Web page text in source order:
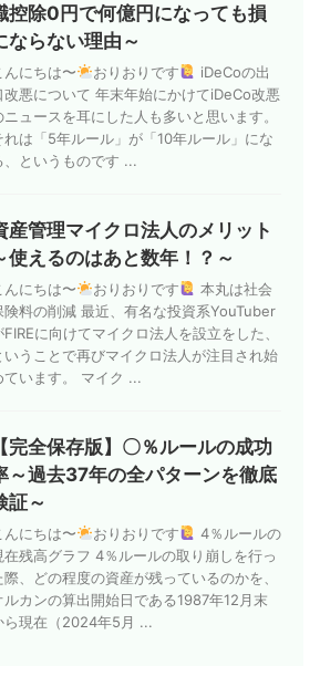
控除0円で何億円になっても損
ならない理由～
んにちは〜 おりおりです
iDeCoの出
改悪について 年末年始にかけてiDeCo改悪
ニュースを耳にした人も多いと思います。
れは「5年ルール」が「10年ルール」にな
、というものです ...
産管理マイクロ法人のメリット
使えるのはあと数年！？～
んにちは〜 おりおりです
本丸は社会
険料の削減 最近、有名な投資系YouTuber
FIREに向けてマイクロ法人を設立をした、
いうことで再びマイクロ法人が注目され始
ています。 マイク ...
【完全保存版】〇％ルールの成功
～過去37年の全パターンを徹底
証～
んにちは〜 おりおりです
4％ルールの
在残高グラフ 4％ルールの取り崩しを行っ
際、どの程度の資産が残っているのかを、
ルカンの算出開始日である1987年12月末
ら現在（2024年5月 ...